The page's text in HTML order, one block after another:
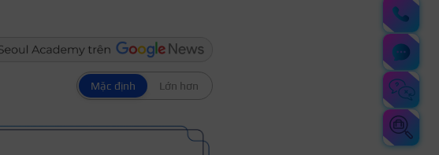
Mặc định Lớn hơn